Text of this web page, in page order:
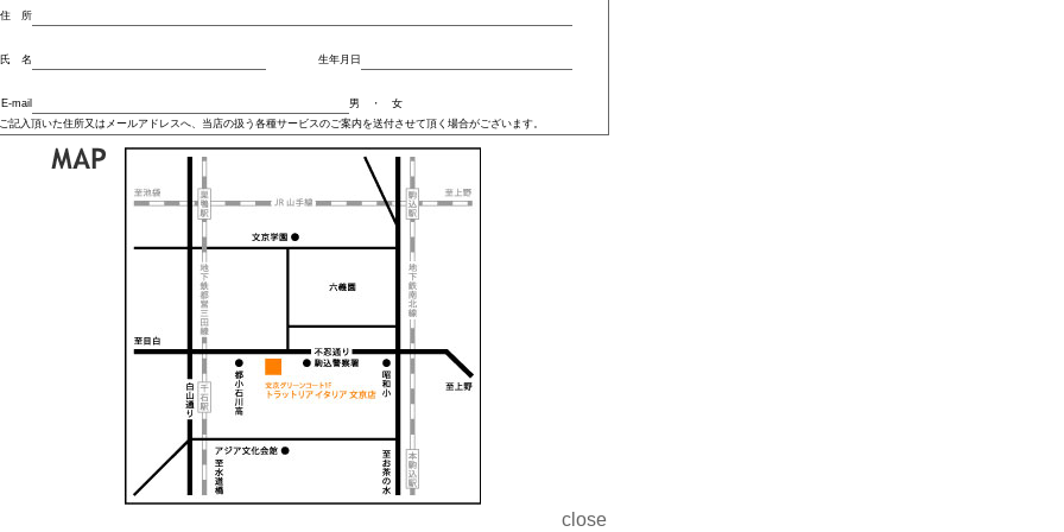
住 所
氏 名 生年月日
E-mail
男 ・ 女
記入頂いた住所又はメールアドレスへ、当店の扱う各種サービスのご案内を送付させて頂く場合がございます。
close